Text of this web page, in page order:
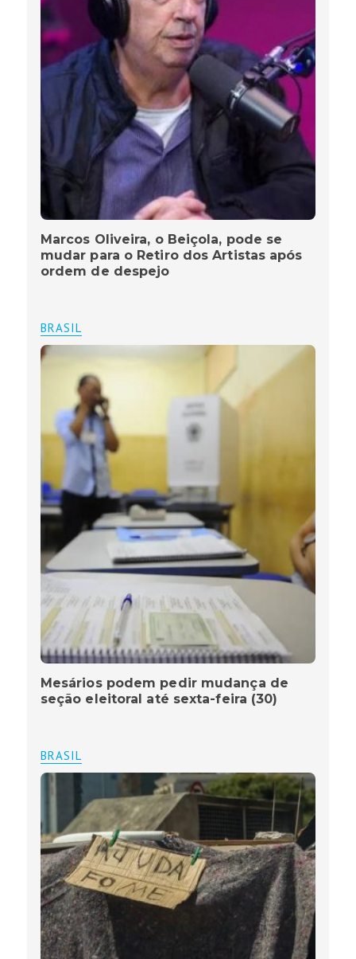
Marcos Oliveira, o Beiçola, pode se
mudar para o Retiro dos Artistas após
ordem de despejo
BRASIL
Mesários podem pedir mudança de
seção eleitoral até sexta-feira (30)
BRASIL